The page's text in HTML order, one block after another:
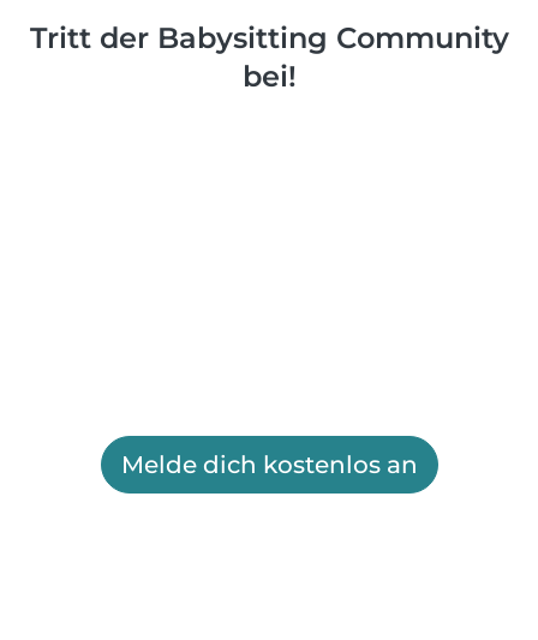
Tritt der Babysitting Community
bei!
Melde dich kostenlos an